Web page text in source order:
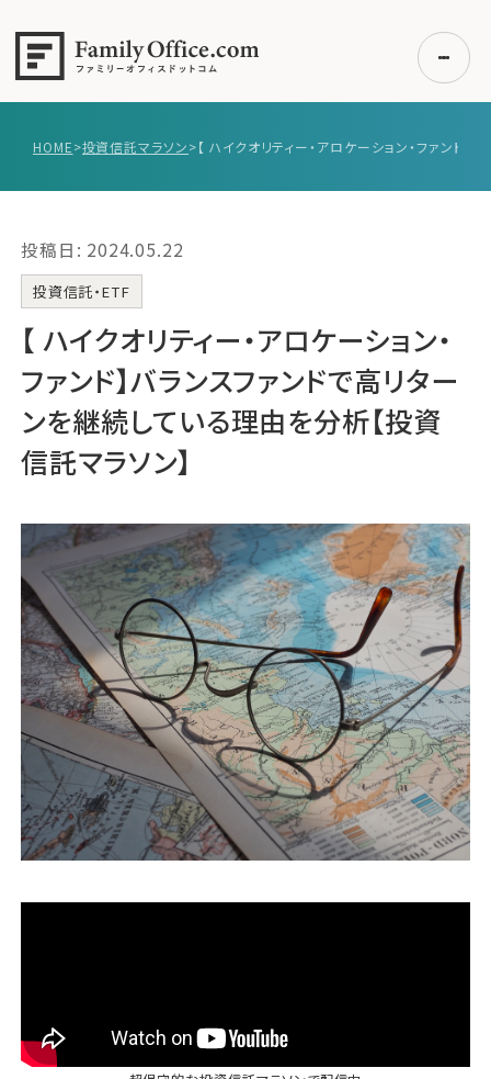
事例紹介
エキスパート一覧
無料講座
コラム
利用者の声
無料ご相談
運営会社
ファミリーオフィスとは
関連書籍
メールマガジン登録
よくある質問
HOME>投資信託マラソン>
投稿日: 2024.05.22
投資信託・ETF
【 ハイクオリティー・アロケーション・
ファンド】バランスファンドで高リター
ンを継続している理由を分析【投資
信託マラソン】